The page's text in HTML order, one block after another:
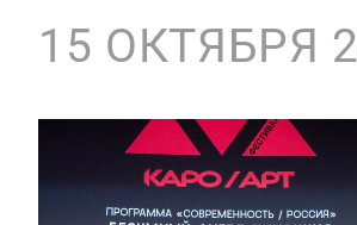
15 ОКТЯБРЯ